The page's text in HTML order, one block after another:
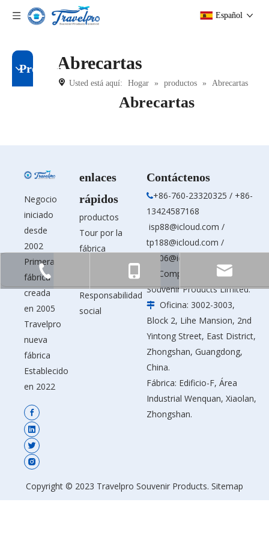
Español
ProductoAbrecartas
Usted está aquí: Hogar » productos » Abrecartas
Abrecartas
+86-13424587168
Negocio
iniciado
desde
2002
Primera
fábrica
creada
en 2005
Travelpro
nueva
fábrica
Establecido
en 2022
enlaces
rápidos
productos
Tour por la
fábrica
personalizados
Responsabilidad
social
Contáctenos
+86-760-23320325 / +86-
13424587168
isp88@icloud.com /
tp188@icloud.com /
tp006@icloud.com
Compañía: Travelpro
Souvenir Products Limited.
 Oficina: 3002-3003,
Block 2, Lihe Mansion, 2nd
Yintong Street, East District,
Zhongshan, Guangdong,
China.
Fábrica: Edificio-F, Área
Industrial Wenquan, Xiaolan,
Zhongshan.
Copyright © 2023 Travelpro Souvenir Products. Sitemap